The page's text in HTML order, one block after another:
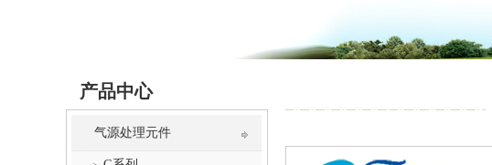
产品中心
气源处理元件